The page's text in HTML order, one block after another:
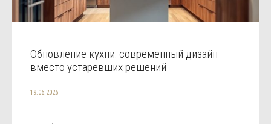
Обновление кухни: современный дизайн
вместо устаревших решений
19.06.2026